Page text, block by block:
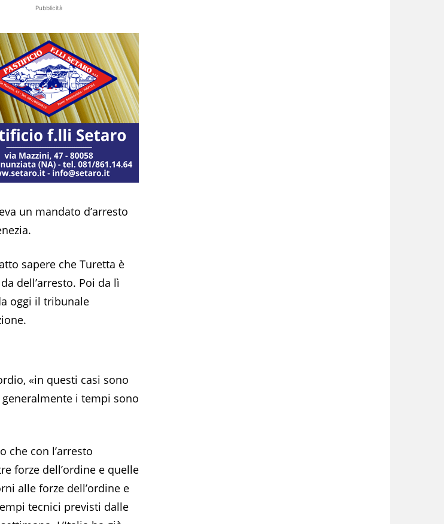
Pubblicità
un mandato d’arresto
sapere che Turetta è
dell’arresto. Poi da lì
oggi il tribunale
«in questi casi sono
i tempi sono
che con l’arresto
forze dell’ordine e quelle
alle forze dell’ordine e
tecnici previsti dalle